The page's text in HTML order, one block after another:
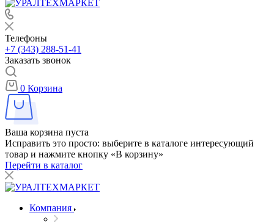
Телефоны
+7 (343) 288-51-41
Заказать звонок
0 Корзина
Ваша корзина пуста
Исправить это просто: выберите в каталоге интересующий
товар и нажмите кнопку «В корзину»
Перейти в каталог
Компания